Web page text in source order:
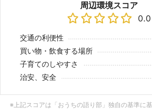
周辺環境スコア
0.0
交通の利便性
買い物・飲食する場所
子育てのしやすさ
治安、安全
※上記スコアは「おうちの語り部」独自の基準に基